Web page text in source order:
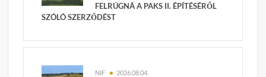
FELRÚGNÁ A PAKS II. ÉPÍTÉSÉRŐL
SZÓLÓ SZERZŐDÉST
NIF 2026.08.04.